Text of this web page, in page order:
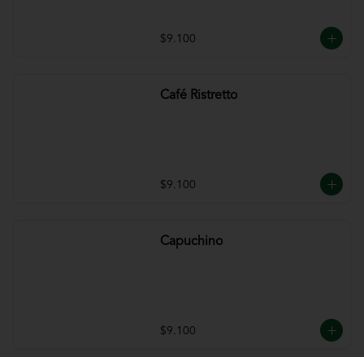
$9.100
Café Ristretto
$9.100
Capuchino
$9.100